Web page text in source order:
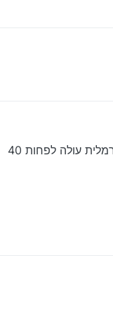
עולה לפחות 40